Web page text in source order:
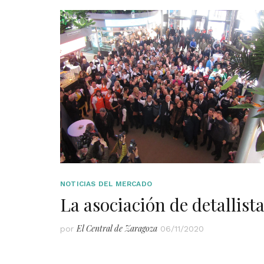
NOTICIAS DEL MERCADO
La asociación de
por El Central de Zaragoza 06/11/2020